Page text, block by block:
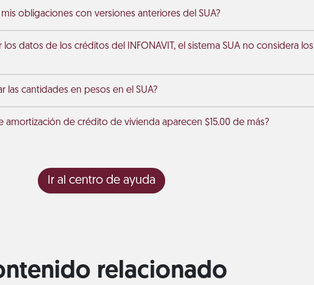
obligaciones con versiones anteriores del SUA?
los datos de los créditos del INFONAVIT, el sistema SUA no considera los
las cantidades en pesos en el SUA?
amortización de crédito de vivienda aparecen $15.00 de más?
Ir al centro de ayuda
relacionado